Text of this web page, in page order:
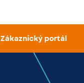
Zákaznický portál